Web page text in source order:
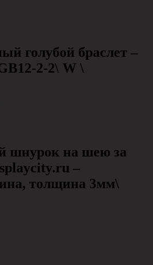
голубой браслет –
2-2\ W \
шнурок на шею за
–
толщина 3мм\